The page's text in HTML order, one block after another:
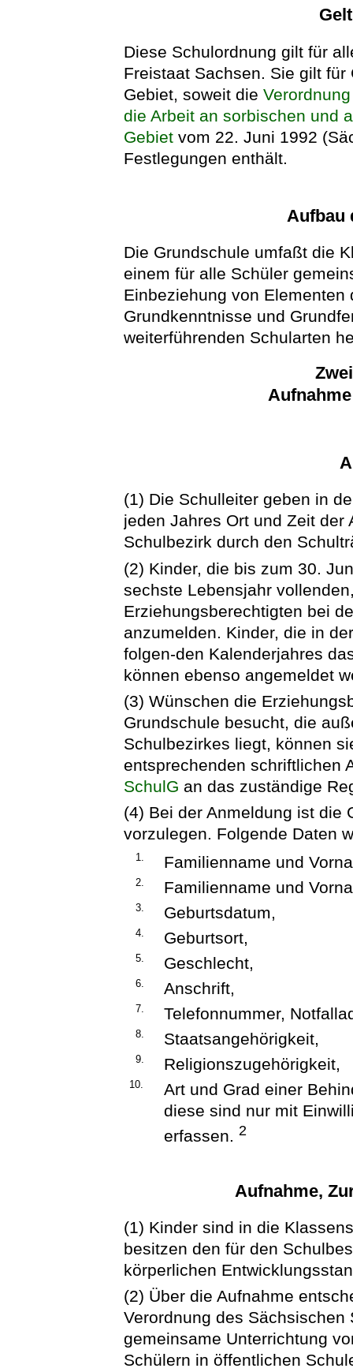
Diese Schulordnung gilt für
Freistaat Sachsen. Sie gilt
Gebiet, soweit die
die Arbeit an sorbischen und
Gebiet vom 22. Juni 1992
Festlegungen enthält.
Aufbau
Die Grundschule umfaßt die
einem für alle Schüler
Einbeziehung von
Grundkenntnisse und
weiterführenden Schularten
(1) Die Schulleiter geben in
jeden Jahres Ort und Zeit
Schulbezirk durch den
(2) Kinder, die bis zum 30.
sechste Lebensjahr
Erziehungsberechtigten bei
anzumelden. Kinder, die in
folgen-den Kalenderjahres
können ebenso angemeldet
(3) Wünschen die
Grundschule besucht, die
Schulbezirkes liegt, können
entsprechenden schriftlichen
SchulG an das zuständige
(4) Bei der Anmeldung ist die
vorzulegen. Folgende Daten
1. Familienname und
2. Familienname und
3. Geburtsdatum,
4. Geburtsort,
5. Geschlecht,
6. Anschrift,
7. Telefonnummer,
8. Staatsangehörigkeit,
9. Religionszugehörigkeit,
10.
Art und Grad einer
diese sind nur mit
erfassen.2
Aufnahme,
(1) Kinder sind in die
besitzen den für den
körperlichen
(2) Über die Aufnahme
Verordnung des
gemeinsame Unterrichtung
Schülern in öffentlichen